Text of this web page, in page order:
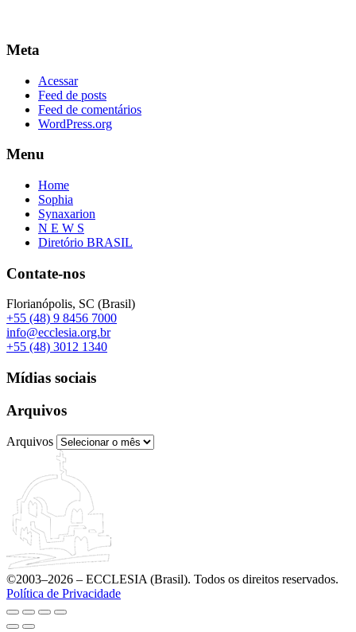
Meta
Acessar
Feed de posts
Feed de comentários
WordPress.org
Menu
Home
Sophia
Synaxarion
N E W S
Diretório BRASIL
Contate-nos
Florianópolis, SC (Brasil)
+55 (48) 9 8456 7000
info@ecclesia.org.br
+55 (48) 3012 1340
Mídias sociais
Arquivos
Arquivos
©2003–2026 – ECCLESIA (Brasil). Todos os direitos reservados.
Política de Privacidade